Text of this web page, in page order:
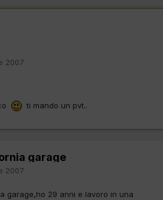
2007
ti mando un pvt..
garage
2007
garage,ho 29 anni e lavoro in una